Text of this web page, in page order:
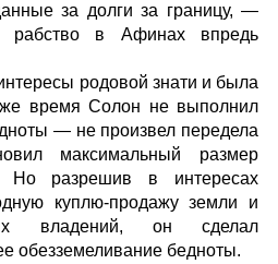
за долги за границу, —
рабство в Афинах впредь
родовой знати и была
же время Солон не выполнил
— не произвел передела
максимальный размер
Но разрешив в интересах
куплю-продажу земли и
владений, он сделал
обезземеливание бедноты.